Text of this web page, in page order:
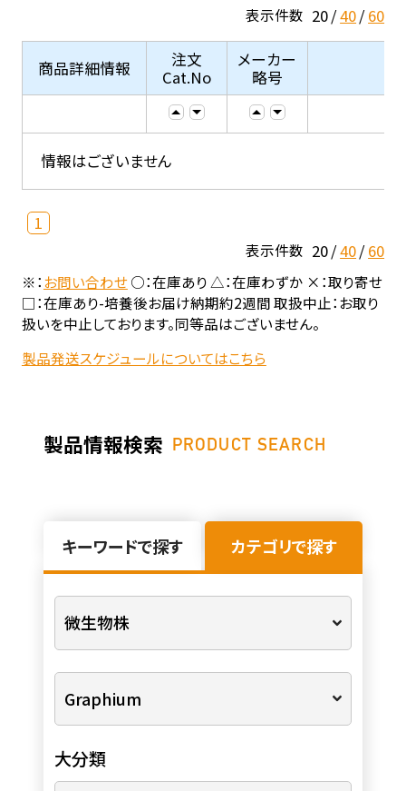
表示件数 20 40 60
商品詳細情報
注文
Cat.No
メーカー
略号
情報はございません
1
表示件数 20 40 60
※：お問い合わせ○：在庫あり △：在庫わずか ×：取り寄せ
□：在庫あり-培養後お届け納期約2週間 取扱中止：お取り
扱いを中止しております。同等品はございません。
製品発送スケジュールについてはこちら
製品情報検索 PRODUCT SEARCH
キーワードで探す カテゴリで探す
大分類